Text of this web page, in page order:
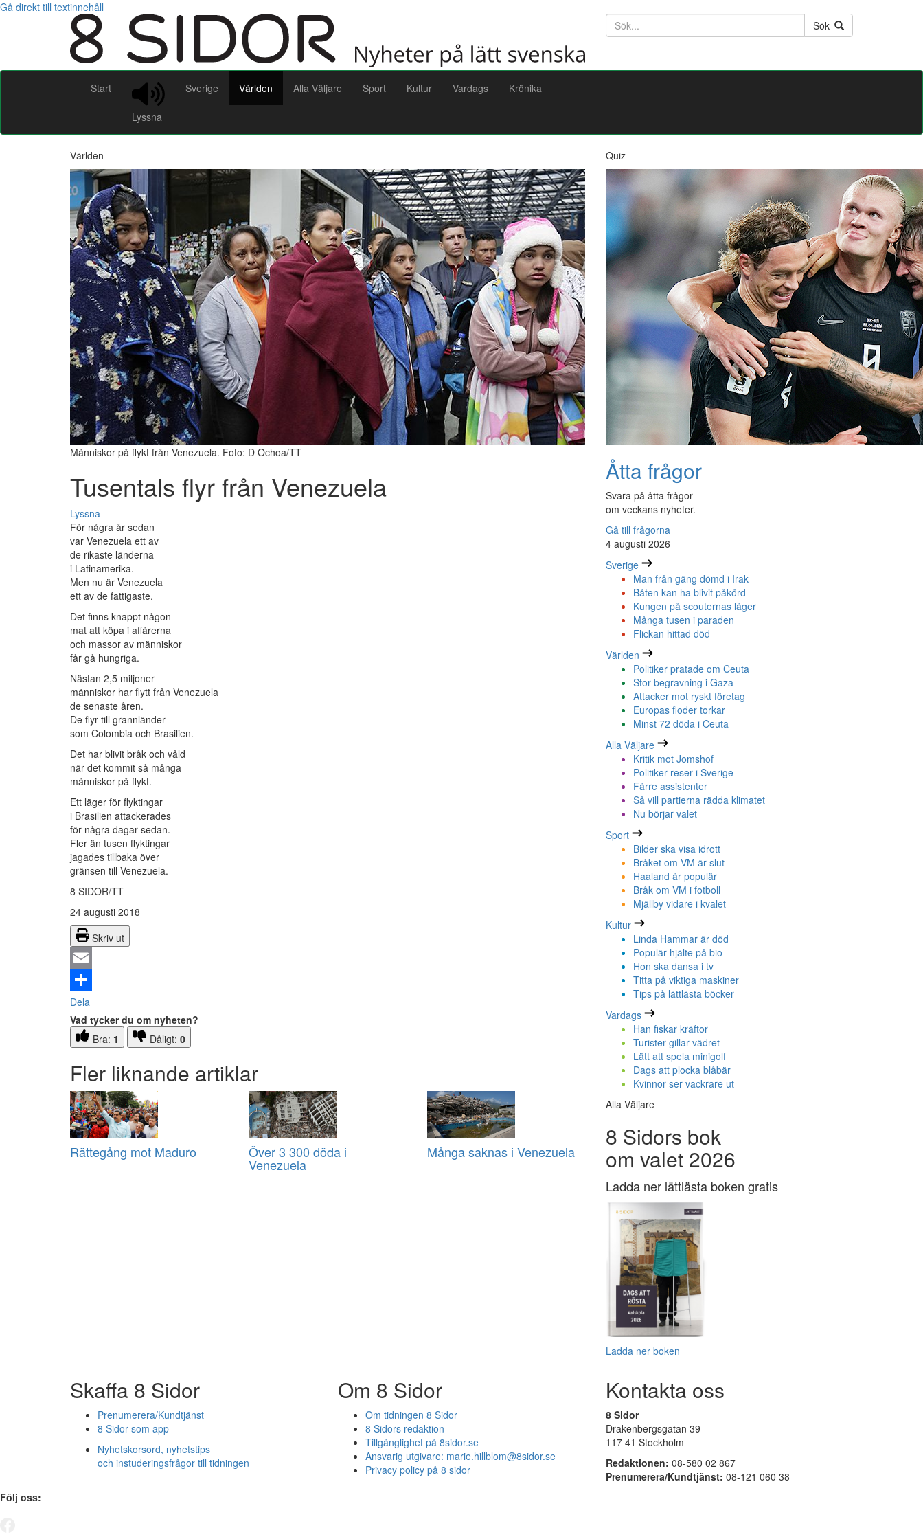
Gå direkt till textinnehåll
Söktext
Sök
Start
Lyssna
Sverige Världen Alla Väljare Sport Kultur Vardags Krönika
Världen
Människor på flykt från Venezuela. Foto: D Ochoa/TT
Tusentals flyr från Venezuela
Lyssna
För några år sedan
var Venezuela ett av
de rikaste länderna
i Latinamerika.
Men nu är Venezuela
ett av de fattigaste.
Det finns knappt någon
mat att köpa i affärerna
och massor av människor
får gå hungriga.
Nästan 2,5 miljoner
människor har flytt från Venezuela
de senaste åren.
De flyr till grannländer
som Colombia och Brasilien.
Det har blivit bråk och våld
när det kommit så många
människor på flykt.
Ett läger för flyktingar
i Brasilien attackerades
för några dagar sedan.
Fler än tusen flyktingar
jagades tillbaka över
gränsen till Venezuela.
8 SIDOR/TT
24 augusti 2018
Skriv ut
Email
Dela
Vad tycker du om nyheten?
Bra: 1 Dåligt: 0
Fler liknande artiklar
Rättegång mot Maduro Över 3 300 döda i
Venezuela
Många saknas i Venezuela
Quiz
Åtta frågor
Svara på åtta frågor
om veckans nyheter.
Gå till frågorna
4 augusti 2026
Sverige
Man från gäng dömd i Irak
Båten kan ha blivit påkörd
Kungen på scouternas läger
Många tusen i paraden
Flickan hittad död
Världen
Politiker pratade om Ceuta
Stor begravning i Gaza
Attacker mot ryskt företag
Europas floder torkar
Minst 72 döda i Ceuta
Alla Väljare
Kritik mot Jomshof
Politiker reser i Sverige
Färre assistenter
Så vill partierna rädda klimatet
Nu börjar valet
Sport
Bilder ska visa idrott
Bråket om VM är slut
Haaland är populär
Bråk om VM i fotboll
Mjällby vidare i kvalet
Kultur
Linda Hammar är död
Populär hjälte på bio
Hon ska dansa i tv
Titta på viktiga maskiner
Tips på lättlästa böcker
Vardags
Han fiskar kräftor
Turister gillar vädret
Lätt att spela minigolf
Dags att plocka blåbär
Kvinnor ser vackrare ut
Alla Väljare
8 Sidors bok
om valet 2026
Ladda ner lättlästa boken gratis
Ladda ner boken
Skaffa 8 Sidor
Prenumerera/Kundtjänst
8 Sidor som app
Nyhetskorsord, nyhetstips
och instuderingsfrågor till tidningen
Om 8 Sidor
Om tidningen 8 Sidor
8 Sidors redaktion
Tillgänglighet på 8sidor.se
Ansvarig utgivare: marie.hillblom@8sidor.se
Privacy policy på 8 sidor
Kontakta oss
8 Sidor
Drakenbergsgatan 39
117 41 Stockholm
Redaktionen: 08-580 02 867
Prenumerera/Kundtjänst: 08-121 060 38
Följ oss: